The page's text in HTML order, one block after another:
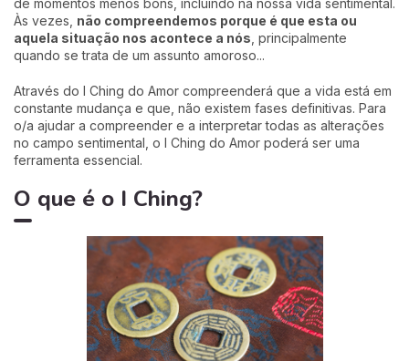
de momentos menos bons, incluindo na nossa vida sentimental.
Às vezes, não compreendemos porque é que esta ou
aquela situação nos acontece a nós , principalmente
quando se trata de um assunto amoroso...
Através do I Ching do Amor compreenderá que a vida está em
constante mudança e que, não existem fases definitivas. Para
o/a ajudar a compreender e a interpretar todas as alterações
no campo sentimental, o I Ching do Amor poderá ser uma
ferramenta essencial.
O que é o I Ching?